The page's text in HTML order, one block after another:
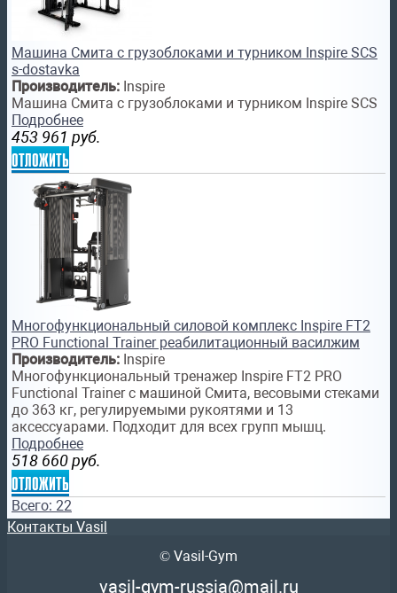
Машина Смита с грузоблоками и турником Inspire SCS
s-dostavka
Производитель: Inspire
Машина Смита с грузоблоками и турником Inspire SCS
Подробнее
453 961 руб.
отложить
Многофункциональный силовой комплекс Inspire FT2
PRO Functional Trainer реабилитационный василжим
Производитель: Inspire
Многофункциональный тренажер Inspire FT2 PRO
Functional Trainer с машиной Смита, весовыми стеками
до 363 кг, регулируемыми рукоятями и 13
аксессуарами. Подходит для всех групп мышц.
Подробнее
518 660 руб.
отложить
Всего: 22
Контакты Vasil
© Vasil-Gym
vasil-gym-russia@mail.ru